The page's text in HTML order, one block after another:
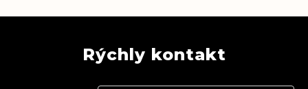
Rýchly kontakt